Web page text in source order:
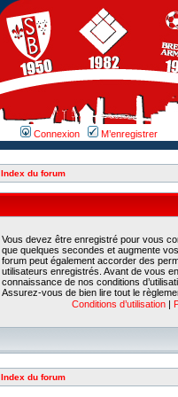
Connexion M’enregistrer
Index du forum
Vous devez être enregistré pour vous
que quelques secondes et augmente
forum peut également accorder des
utilisateurs enregistrés. Avant de vous
connaissance de nos conditions
Assurez-vous de bien lire tout le
Conditions d’utilisation |
Index du forum